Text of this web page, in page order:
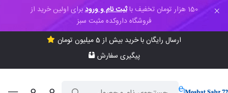
150 هزار تومان تخفیف با ثبت نام و ورودبرای اولین خرید از
فروشگاه داروکده مثبت سبز
ارسال رایگان با خرید بیش از 5 میلیون تومان
پیگیری سفارش